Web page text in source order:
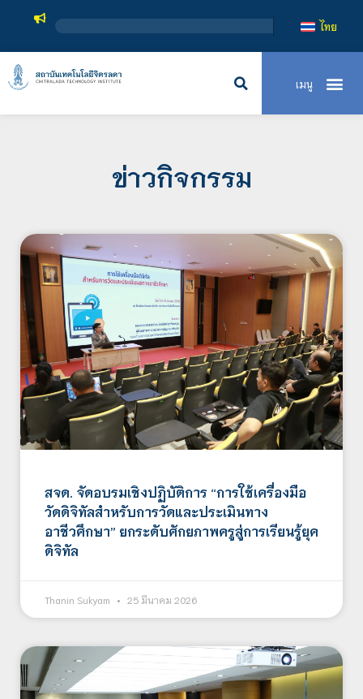
สถาบันเทคโ
ไทย
ข่าวกิจกรรม
สจด. จัดอบรมเชิงปฏิบัติการ “การใช้เครื่องมือ
วัดดิจิทัลสำหรับการวัดและประเมินทาง
อาชีวศึกษา” ยกระดับศักยภาพครูสู่การเรียนรู้ยุค
ดิจิทัล
Thanin Sukyam 25 มีนาคม 2026